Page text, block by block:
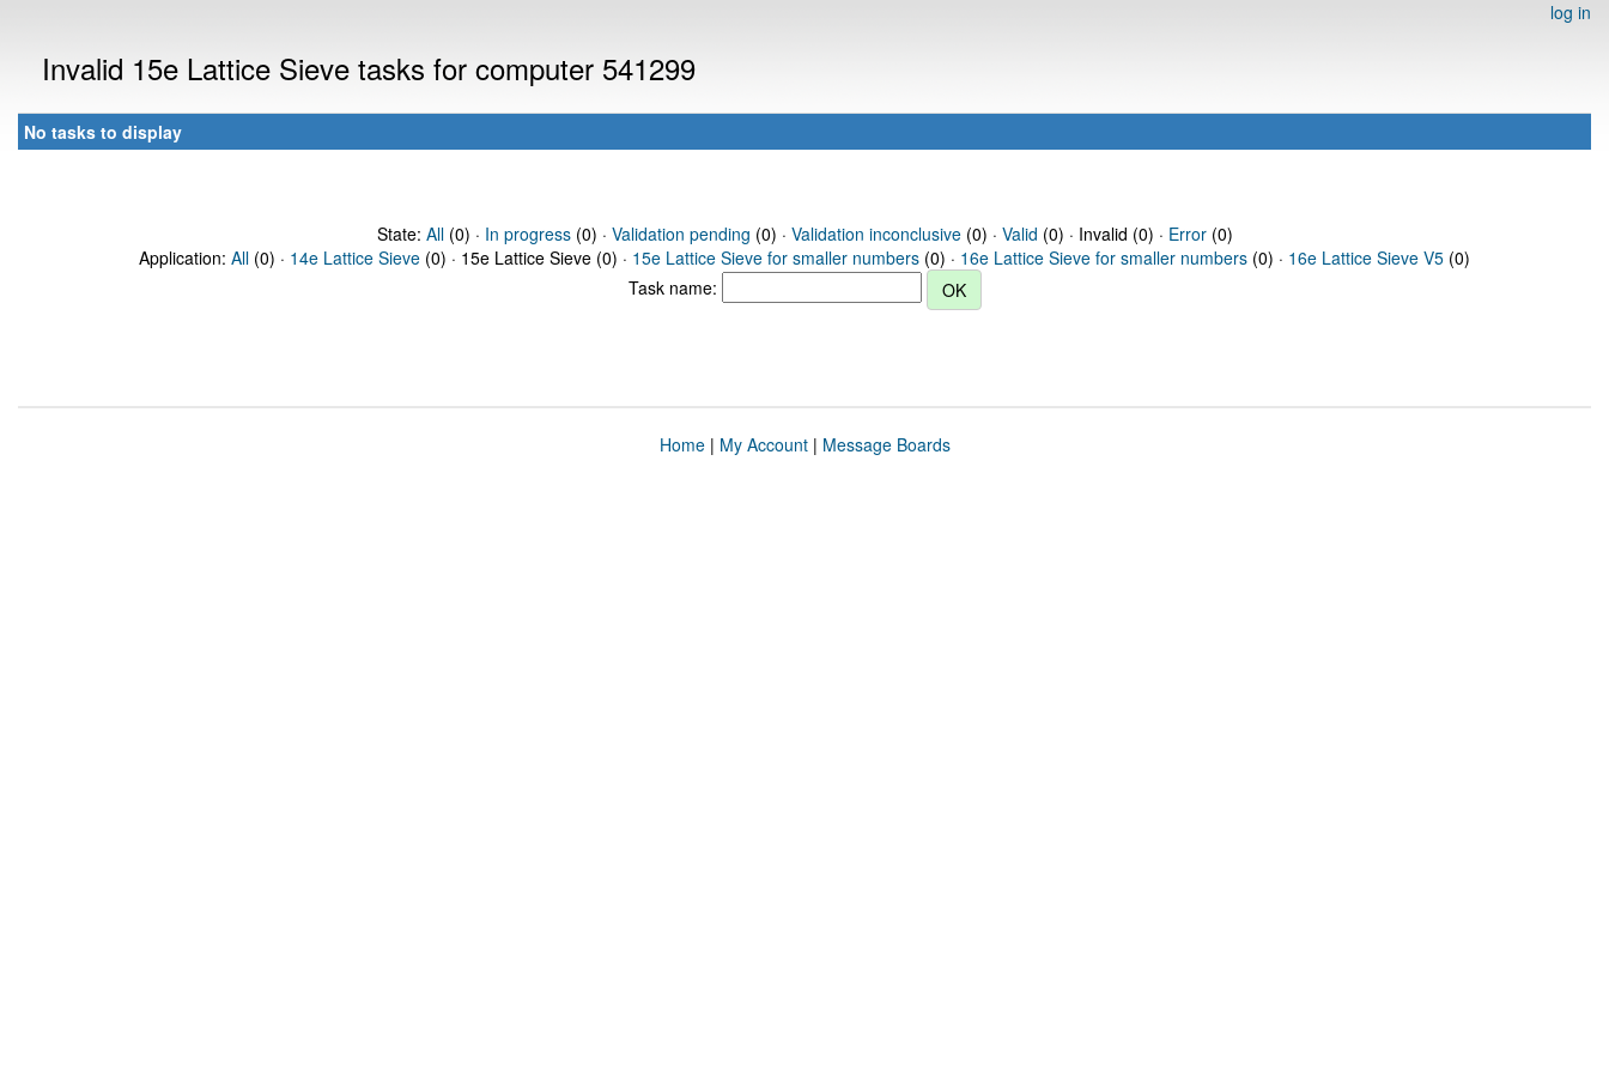
log in
Invalid 15e Lattice Sieve tasks for computer 541299
No tasks to display
State: All(0) · In progress(0) · Validation pending (0) · Validation inconclusive(0) · Valid (0) · Invalid (0) · Error(0)
Application: All (0) · 14e Lattice Sieve (0) · 15e Lattice Sieve (0) · 15e Lattice Sieve for smaller numbers (0) · 16e Lattice Sieve for smaller numbers (0) · 16e Lattice Sieve V5 (0)
Task name:
Home| My Account| Message Boards